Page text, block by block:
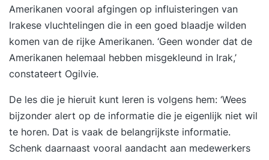
Amerikanen vooral afgingen op influisteringen van
Irakese vluchtelingen die in een goed blaadje wilden
komen van de rijke Amerikanen. ‘Geen wonder dat de
Amerikanen helemaal hebben misgekleund in Irak,’
constateert Ogilvie.
De les die je hieruit kunt leren is volgens hem: ‘Wees
bijzonder alert op de informatie die je eigenlijk niet wil
te horen. Dat is vaak de belangrijkste informatie.
Schenk daarnaast vooral aandacht aan medewerkers